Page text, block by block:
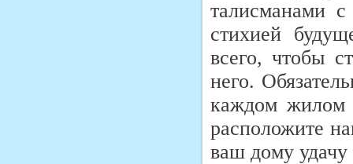
талисманами
стихией
всего, чтобы
него.
каждом жилом
расположите
ваш дому удачу